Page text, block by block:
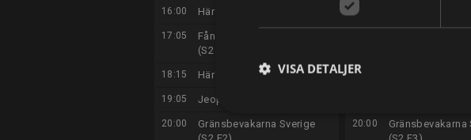
16:00 Här är ditt kylskåp (S1 E25)
17:05
Fångat på polisens kamera
(S2 E9)
18:15 Här är ditt kylskåp (S3 E14)
19:05 Jeopardy! (S4 E12)
20:00
Gränsbevakarna Sverige
16:00
18:15
20:00
Gränsbevakarna
VISA DETALJER